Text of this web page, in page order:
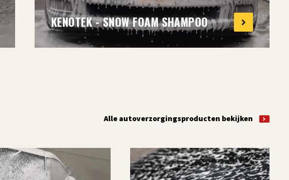
KENOTEK - SNOW FOAM SHAMPOO
Alle autoverzorgingsproducten bekijken